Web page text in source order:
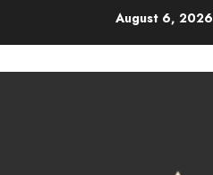
August 6, 2026